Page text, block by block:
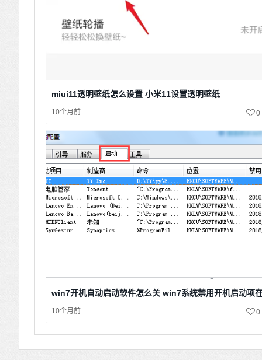
miui11透明壁纸怎么设置 小米11设置透明壁纸
10个月前 0
win7开机自动启动软件怎么关 win7系统禁用开机启动项
10个月前 0